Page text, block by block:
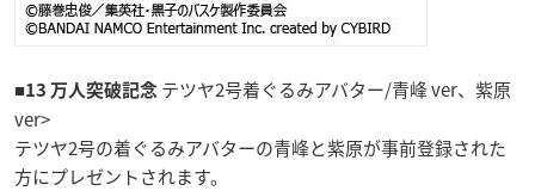
■13 万人突破記念 テツヤ2号着ぐるみアバター/青峰 ver、紫原
ver>
テツヤ2号の着ぐるみアバターの青峰と紫原が事前登録された
方にプレゼントされます。